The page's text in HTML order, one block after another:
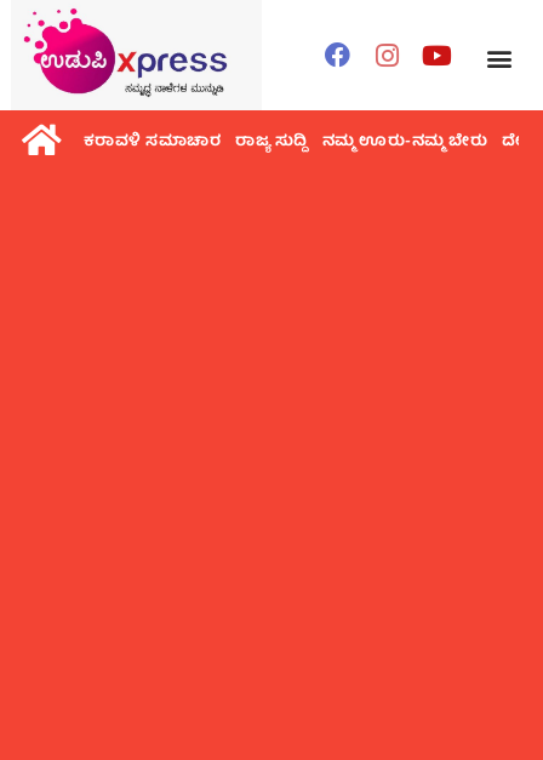
ಕರಾವಳಿ ಸಮಾಚಾರ ರಾಜ್ಯ ಸುದ್ದಿ ನಮ್ಮ ಊರು-ನಮ್ಮ ಬೇರು ದೇಶ